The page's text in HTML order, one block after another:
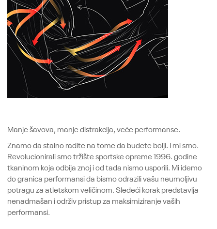
Manje šavova, manje distrakcija, veće performanse.
Znamo da stalno radite na tome da budete bolji. I mi smo.
Revolucionirali smo tržište sportske opreme 1996. godine
tkaninom koja odbija znoj i od tada nismo usporili. Mi idemo
do granica performansi da bismo odrazili vašu neumoljivu
potragu za atletskom veličinom. Sledeći korak predstavlja
nenadmašan i održiv pristup za maksimiziranje vaših
performansi.